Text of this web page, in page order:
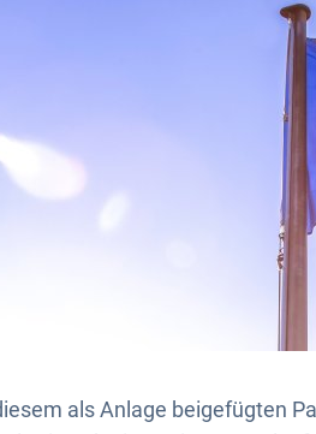
als Anlage beigefügten